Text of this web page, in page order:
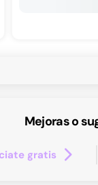
Mejoras o
gratis